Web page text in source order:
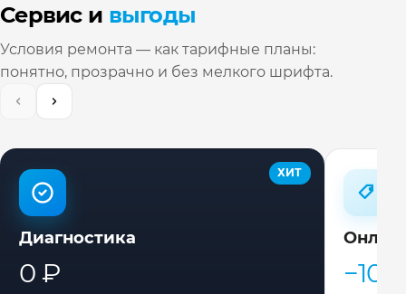
Сервис и выгоды
Условия ремонта — как тарифные планы:
понятно, прозрачно и без мелкого шрифта.
ХИТ
Диагностика
0 ₽ −10%